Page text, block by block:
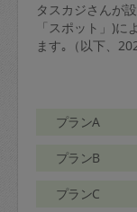
タスカジさんが
「スポット」)
ます｡（以下、
プランA
プランB
プランC